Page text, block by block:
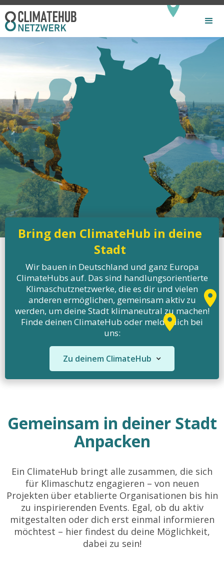
Bring den ClimateHub in deine
Stadt
Wir bauen in Deutschland und ganz Europa
ClimateHubs auf. Das sind handlungsorientierte
Klimaschutznetzwerke, die es dir und vielen
anderen ermöglichen, gemeinsam aktiv zu
werden, um deine Stadt klimaneutral zu machen!
Finde deinen ClimateHub oder melde dich bei
uns:
Zu deinem ClimateHub
Gemeinsam in deiner Stadt
Anpacken
Ein ClimateHub bringt alle zusammen, die sich
für Klimaschutz engagieren – von neuen
Projekten über etablierte Organisationen bis hin
zu inspirierenden Events. Egal, ob du aktiv
mitgestalten oder dich erst einmal informieren
möchtest – hier findest du deine Möglichkeit,
dabei zu sein!